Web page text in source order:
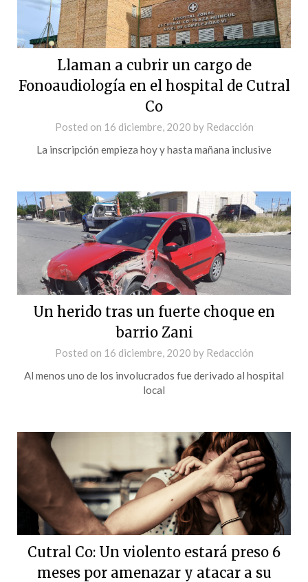
Llaman a cubrir un cargo de
Fonoaudiología en el hospital de Cutral
Co
Posted on 16 diciembre, 2020 by Redacción
La inscripción empieza hoy y hasta mañana inclusive
Un herido tras un fuerte choque en
barrio Zani
Posted on 16 diciembre, 2020 by Redacción
Al menos uno de los involucrados fue derivado al hospital
local
Cutral Co: Un violento estará preso 6
meses por amenazar y atacar a su